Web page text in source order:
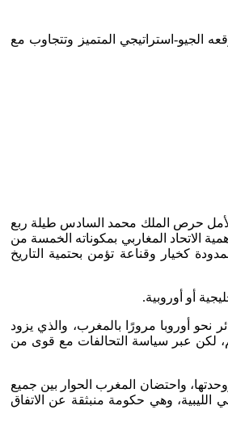
الجيو-استراتيجي المتميز وتتجاوب مع
للأمل حرص الملك محمد السادس طيلة ربع
الاتحاد المغاربي بمكوناته الخمسة من
كخيار وقناعة تؤمن بحتمية التاريخ
نحو أوروبا مرورًا بالمغرب، والذي يزود
لكن عبر سياسة التحالفات مع قوى من
واحتضان المغرب الحوار بين جميع
17 دجنبر 2015م، ومن ثم تأسست حكومة الوفاق الوطني الليبية، وهي حكومة منبثقة عن الاتفاق